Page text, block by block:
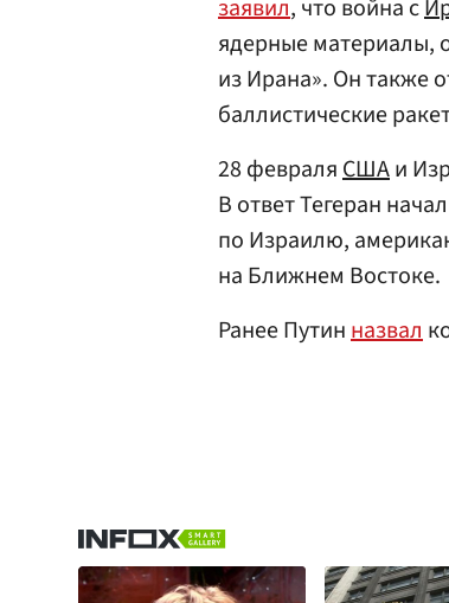
заявил, что война с
ядерные материалы,
из Ирана». Он также
баллистические
28 февраляСШАи
В ответ Тегеран
по Израилю,
на Ближнем Востоке.
Ранее Путинназвал